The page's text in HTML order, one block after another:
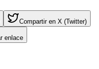
Compartir en X (Twitter)
enlace